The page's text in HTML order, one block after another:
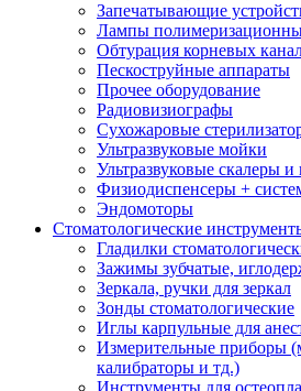
Запечатывающие
Лампы
Обтурация корневых
Пескоструйные аппараты
Прочее оборудование
Радиовизиографы
Сухожаровые
Ультразвуковые мойки
Ультразвуковые скалеры
Физиодиспенсеры +
Эндомоторы
Стоматологические
Гладилки
Зажимы зубчатые,
Зеркала, ручки для зеркал
Зонды стоматологические
Иглы карпульные для
Измерительные приборы
калибраторы и тд.)